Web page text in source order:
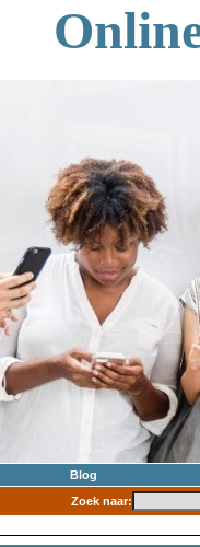
Blog
Zoek naar: